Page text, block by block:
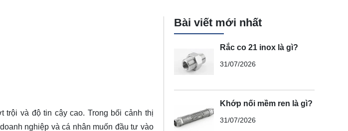
và độ tin cậy cao. Trong bối cảnh thị
nghiệp và cá nhân muốn đầu tư vào
Bài viết mới nhất
Rắc co 21 inox là gì?
31/07/2026
Khớp nối mềm ren là gì?
31/07/2026